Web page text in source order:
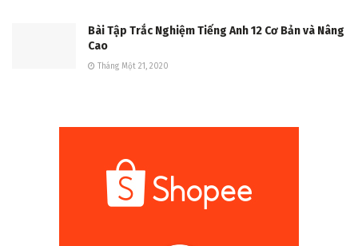
Bài Tập Trắc Nghiệm Tiếng Anh 12 Cơ Bản và Nâng
Cao
Tháng Một 21, 2020